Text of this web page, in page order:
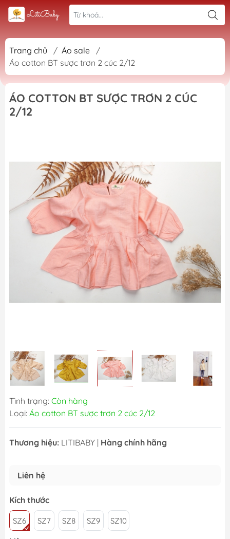
Trang chủ / Áo sale
/
Áo cotton BT sược trơn 2 cúc 2/12
ÁO COTTON BT SƯỢC TRƠN 2 CÚC
2/12
Tình trạng: Còn hàng
Loại: Áo cotton BT sược trơn 2 cúc 2/12
Thương hiệu: LITIBABY | Hàng chính hãng
Liên hệ
Kích thước
SZ6 SZ7 SZ8 SZ9 SZ10